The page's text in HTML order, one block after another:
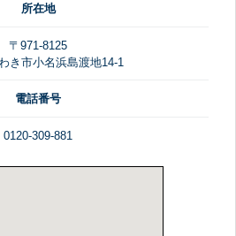
所在地
〒971-8125
き市小名浜島渡地14-1
電話番号
0120-309-881